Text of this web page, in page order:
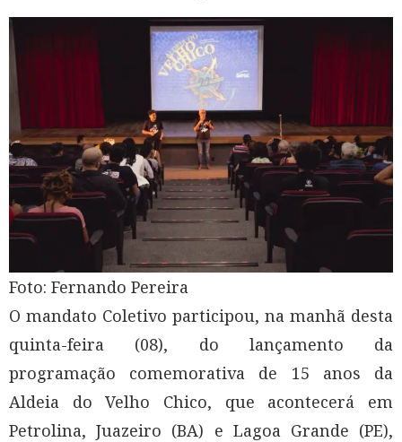
Foto: Fernando Pereira
O mandato Coletivo participou, na manhã desta
quinta-feira (08), do lançamento da
programação comemorativa de 15 anos da
Aldeia do Velho Chico, que acontecerá em
Petrolina, Juazeiro (BA) e Lagoa Grande (PE),